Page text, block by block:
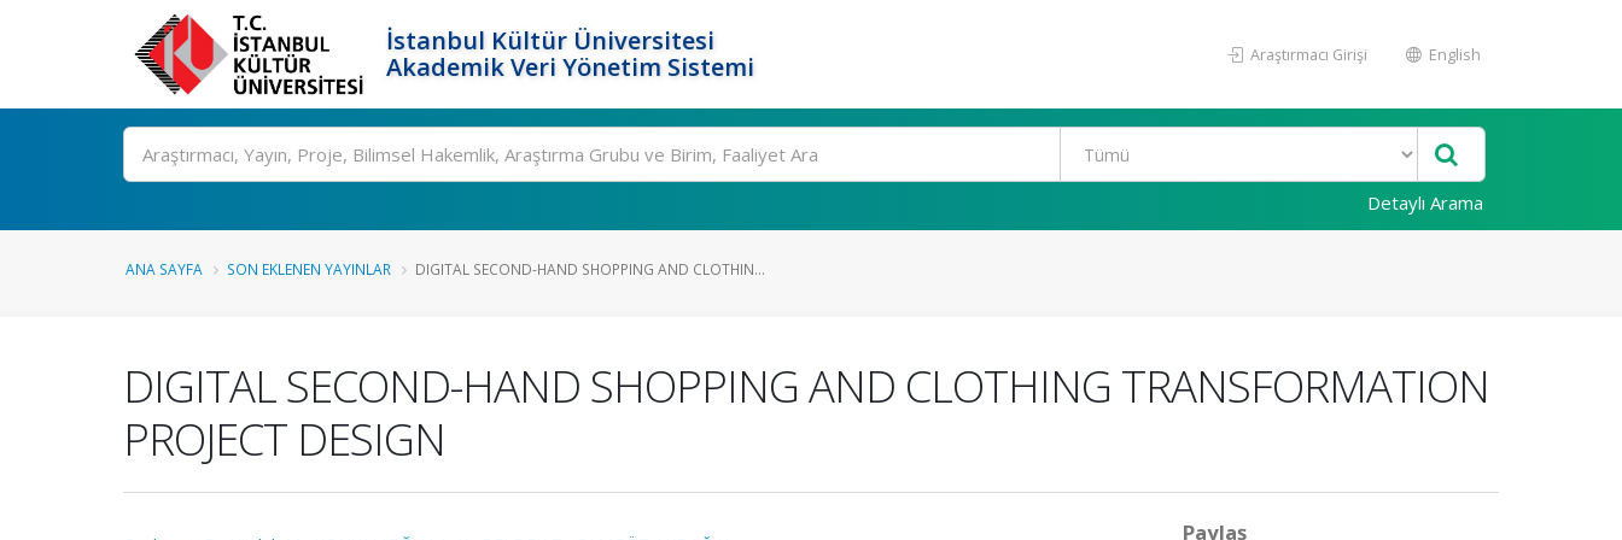
İstanbul Kültür Üniversitesi
Akademik Veri Yönetim Sistemi
Araştırmacı Girişi English
Ara
Detaylı Arama
ANA SAYFA SON EKLENEN YAYINLAR DIGITAL SECOND-HAND SHOPPING AND CLOTHIN...
DIGITAL SECOND-HAND SHOPPING AND CLOTHING TRANSFORMATION
PROJECT DESIGN
Paylaş